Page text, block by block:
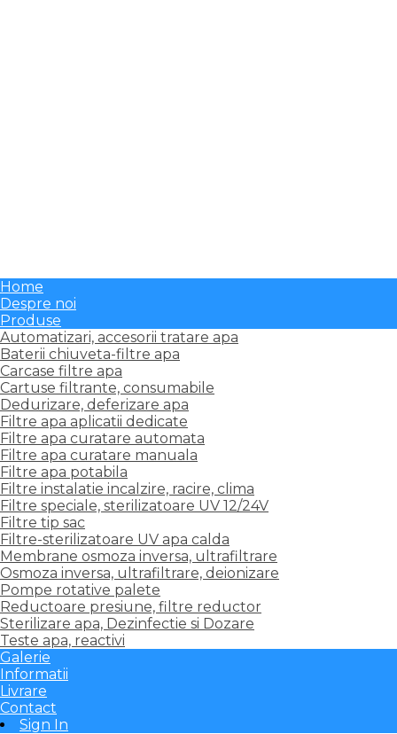
Home
Despre noi
Produse
Automatizari, accesorii tratare apa
Baterii chiuveta-filtre apa
Carcase filtre apa
Cartuse filtrante, consumabile
Dedurizare, deferizare apa
Filtre apa aplicatii dedicate
Filtre apa curatare automata
Filtre apa curatare manuala
Filtre apa potabila
Filtre instalatie incalzire, racire, clima
Filtre speciale, sterilizatoare UV 12/24V
Filtre tip sac
Filtre-sterilizatoare UV apa calda
Membrane osmoza inversa, ultrafiltrare
Osmoza inversa, ultrafiltrare, deionizare
Pompe rotative palete
Reductoare presiune, filtre reductor
Sterilizare apa, Dezinfectie si Dozare
Teste apa, reactivi
Galerie
Informatii
Livrare
Contact
Sign In